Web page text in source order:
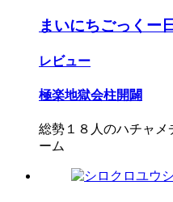
まいにちごっくー
レビュー
極楽地獄会柱開闢
総勢１８人のハチャ
ーム